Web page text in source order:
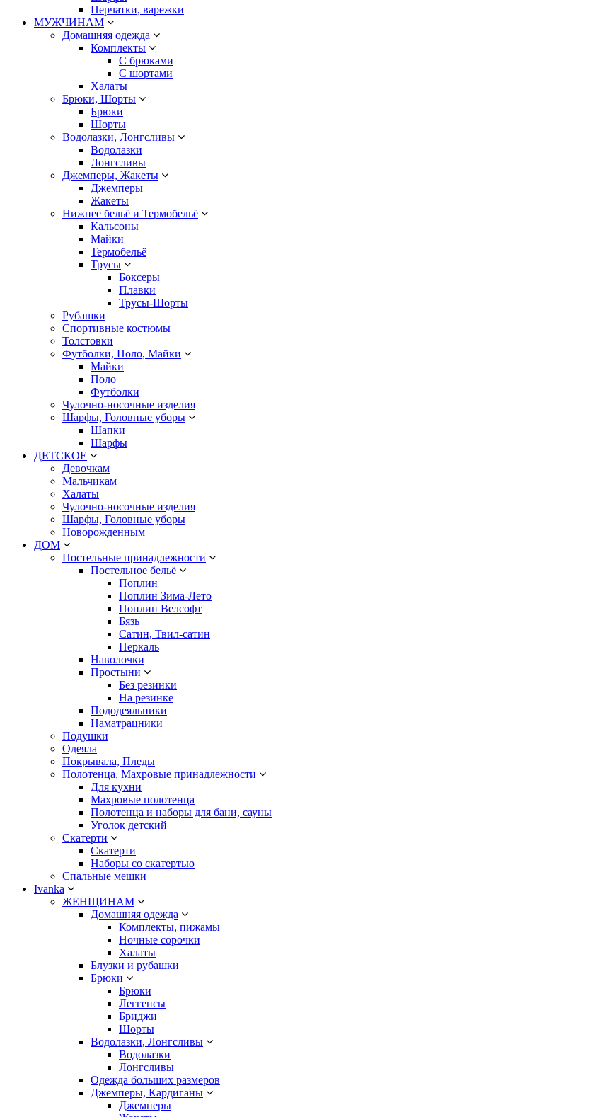
Перчатки, варежки
МУЖЧИНАМ
Домашняя одежда
Комплекты
С брюками
С шортами
Халаты
Брюки, Шорты
Брюки
Шорты
Водолазки, Лонгсливы
Водолазки
Лонгсливы
Джемперы, Жакеты
Джемперы
Жакеты
Нижнее бельё и Термобельё
Кальсоны
Майки
Термобельё
Трусы
Боксеры
Плавки
Трусы-Шорты
Рубашки
Спортивные костюмы
Толстовки
Футболки, Поло, Майки
Майки
Поло
Футболки
Чулочно-носочные изделия
Шарфы, Головные уборы
Шапки
Шарфы
ДЕТСКОЕ
Девочкам
Мальчикам
Халаты
Чулочно-носочные изделия
Шарфы, Головные уборы
Новорожденным
ДОМ
Постельные принадлежности
Постельное бельё
Поплин
Поплин Зима-Лето
Поплин Велсофт
Бязь
Сатин, Твил-сатин
Перкаль
Наволочки
Простыни
Без резинки
На резинке
Пододеяльники
Наматрацники
Подушки
Одеяла
Покрывала, Пледы
Полотенца, Махровые принадлежности
Для кухни
Махровые полотенца
Полотенца и наборы для бани, сауны
Уголок детский
Скатерти
Скатерти
Наборы со скатертью
Спальные мешки
Ivanka
ЖЕНЩИНАМ
Домашняя одежда
Комплекты, пижамы
Ночные сорочки
Халаты
Блузки и рубашки
Брюки
Брюки
Леггенсы
Бриджи
Шорты
Водолазки, Лонгсливы
Водолазки
Лонгсливы
Одежда больших размеров
Джемперы, Кардиганы
Джемперы